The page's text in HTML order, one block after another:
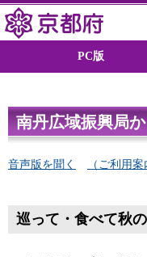
京都府
PC版
南丹広域振興局
音声版を聞く （ご利用案
巡って・食べて秋